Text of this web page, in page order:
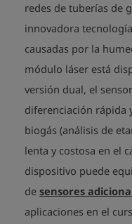
- Peso: 2,1 kg
- Rangos de temperatura:
0 °C a 40 °C (módulo láser
redes de tuberías de
innovadora
causadas por la
módulo láser está
versión dual, el
diferenciación rápida
biogás (análisis de
lenta y costosa en el
dispositivo puede
de sensores
aplicaciones en el